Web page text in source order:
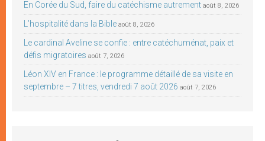
En Corée du Sud, faire du catéchisme autrement août 8, 2026
L’hospitalité dans la Bible août 8, 2026
Le cardinal Aveline se confie : entre catéchuménat, paix et
défis migratoires août 7, 2026
Léon XIV en France : le programme détaillé de sa visite en
septembre – 7 titres, vendredi 7 août 2026 août 7, 2026